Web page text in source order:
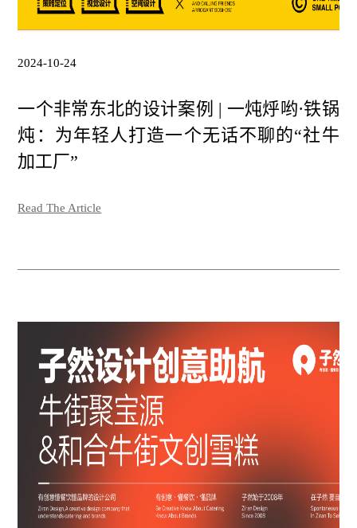
2024-10-24
一个非常东北的设计案例 | 一炖烀哟·铁锅
炖：为年轻人打造一个无话不聊的“社牛
加工厂”
Read The Article